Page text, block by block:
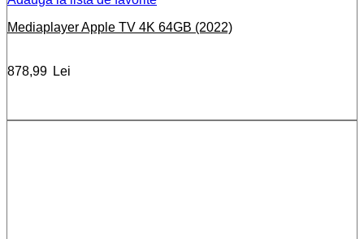
Mediaplayer Apple TV 4K 64GB (2022)
878,99 Lei